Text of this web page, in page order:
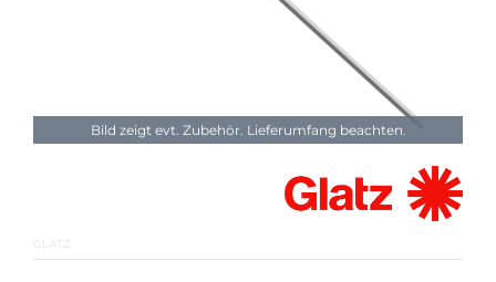
Bild zeigt evt. Zubehör. Lieferumfang beachten.
GLATZ